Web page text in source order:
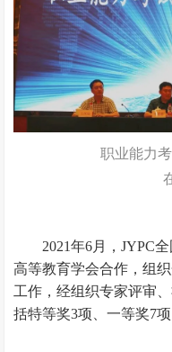
职业能力
2021年6月，JYPC
高等教育学会合作，组
工作，经组织专家评审
括特等奖3项、一等奖7